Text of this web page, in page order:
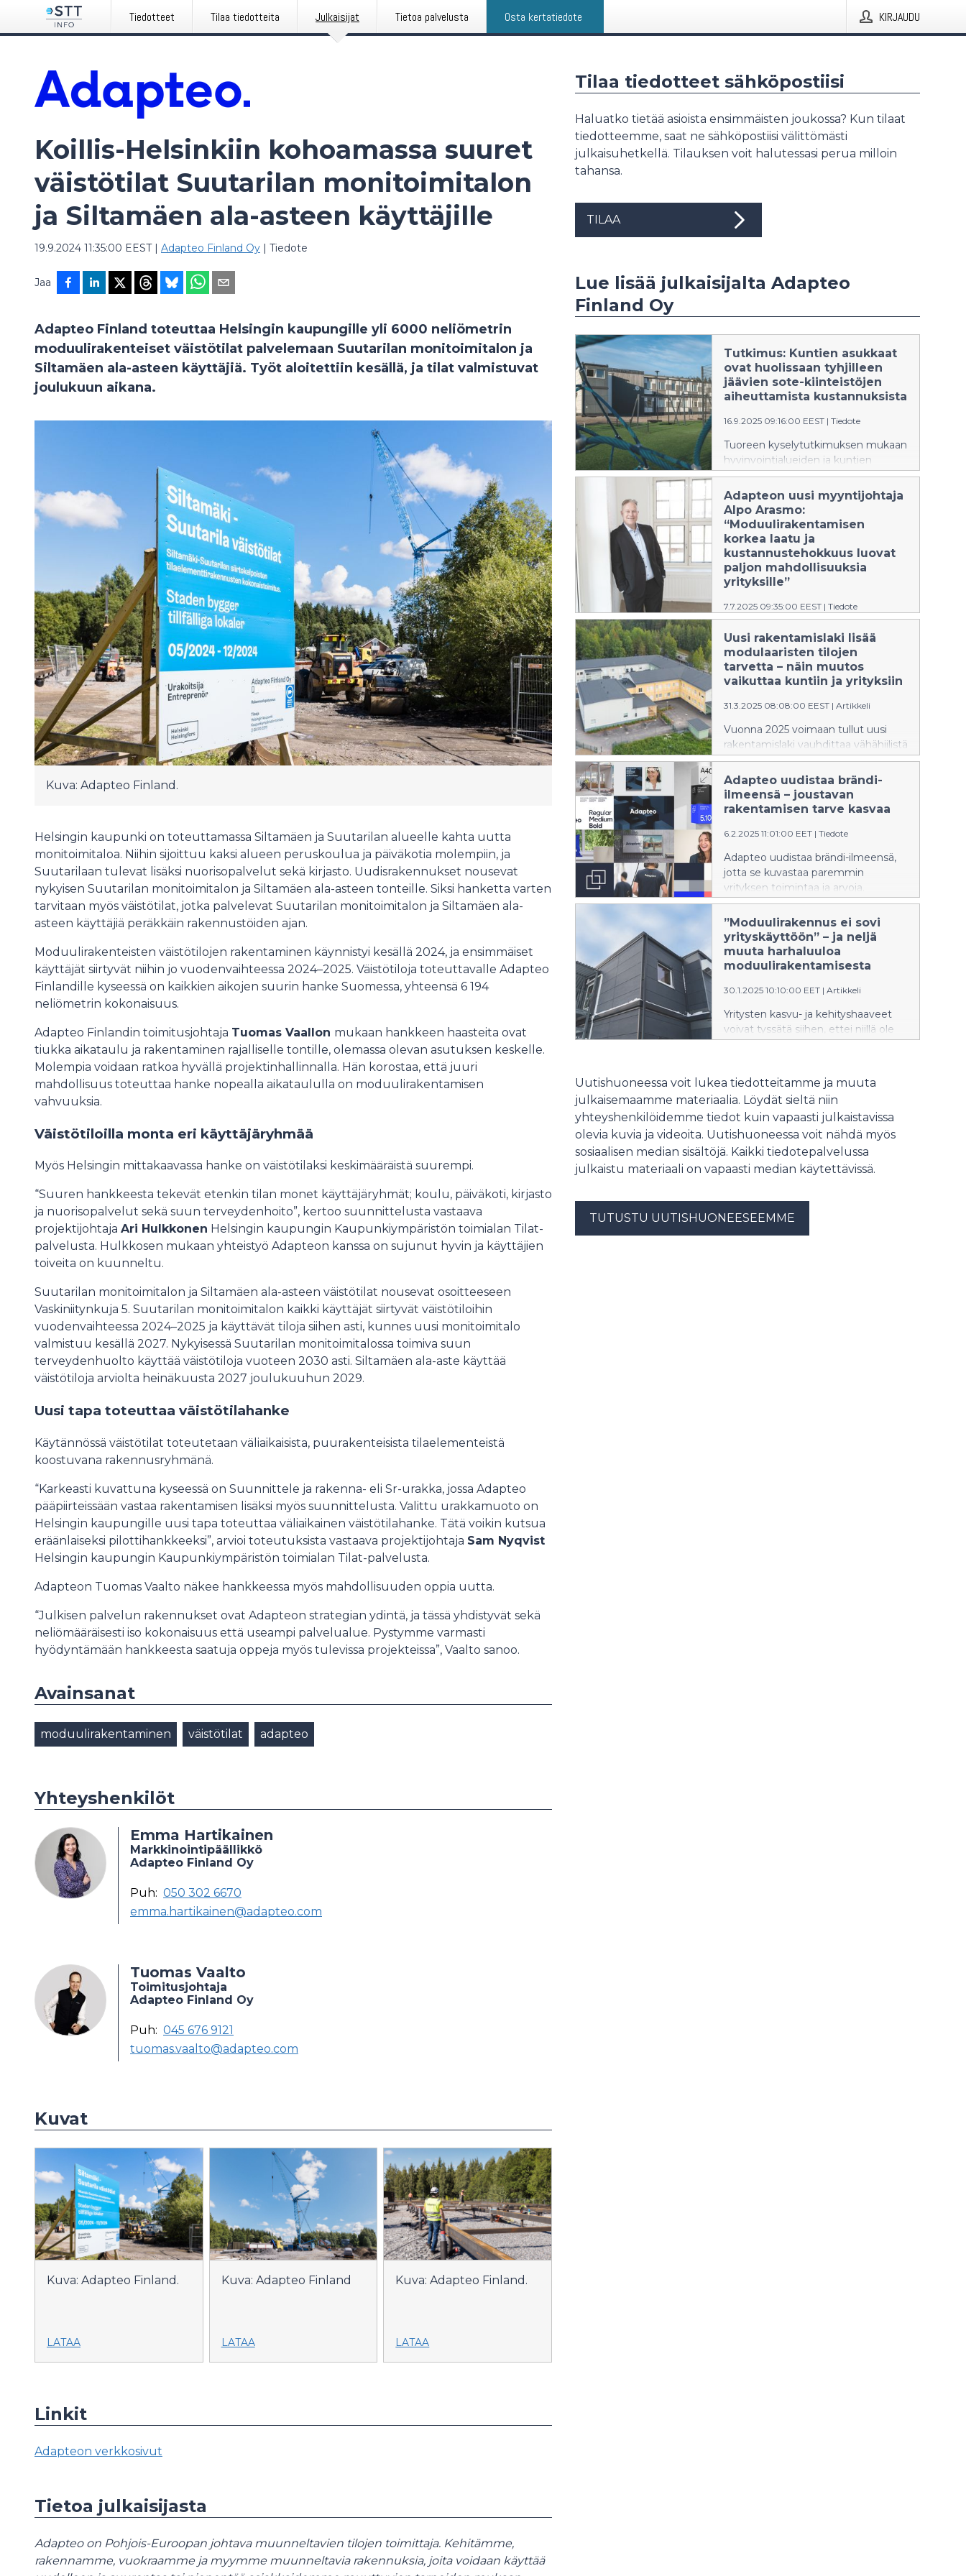
Tiedotteet Tilaa tiedotteita Julkaisijat Tietoa palvelusta Osta kertatiedote KIRJAUDU
Koillis-Helsinkiin kohoamassa suuret
väistötilat Suutarilan monitoimitalon
ja Siltamäen ala-asteen käyttäjille
19.9.2024 11:35:00 EEST| Adapteo Finland Oy | Tiedote
Jaa
Adapteo Finland toteuttaa Helsingin kaupungille yli 6000 neliömetrin
moduulirakenteiset väistötilat palvelemaan Suutarilan monitoimitalon ja
Siltamäen ala-asteen käyttäjiä. Työt aloitettiin kesällä, ja tilat valmistuvat
joulukuun aikana.
Kuva: Adapteo Finland.
Helsingin kaupunki on toteuttamassa Siltamäen ja Suutarilan alueelle kahta uutta
monitoimitaloa. Niihin sijoittuu kaksi alueen peruskoulua ja päiväkotia molempiin, ja
Suutarilaan tulevat lisäksi nuorisopalvelut sekä kirjasto. Uudisrakennukset nousevat
nykyisen Suutarilan monitoimitalon ja Siltamäen ala-asteen tonteille. Siksi hanketta varten
tarvitaan myös väistötilat, jotka palvelevat Suutarilan monitoimitalon ja Siltamäen ala-
asteen käyttäjiä peräkkäin rakennustöiden ajan.
Moduulirakenteisten väistötilojen rakentaminen käynnistyi kesällä 2024, ja ensimmäiset
käyttäjät siirtyvät niihin jo vuodenvaihteessa 2024–2025. Väistötiloja toteuttavalle Adapteo
Finlandille kyseessä on kaikkien aikojen suurin hanke Suomessa, yhteensä 6 194
neliömetrin kokonaisuus.
Adapteo Finlandin toimitusjohtaja Tuomas Vaallon mukaan hankkeen haasteita ovat
tiukka aikataulu ja rakentaminen rajalliselle tontille, olemassa olevan asutuksen keskelle.
Molempia voidaan ratkoa hyvällä projektinhallinnalla. Hän korostaa, että juuri
mahdollisuus toteuttaa hanke nopealla aikataululla on moduulirakentamisen
vahvuuksia.
Väistötiloilla monta eri käyttäjäryhmää
Myös Helsingin mittakaavassa hanke on väistötilaksi keskimääräistä suurempi.
“Suuren hankkeesta tekevät etenkin tilan monet käyttäjäryhmät; koulu, päiväkoti, kirjasto
ja nuorisopalvelut sekä suun terveydenhoito”, kertoo suunnittelusta vastaava
projektijohtaja Ari Hulkkonen Helsingin kaupungin Kaupunkiympäristön toimialan Tilat-
palvelusta. Hulkkosen mukaan yhteistyö Adapteon kanssa on sujunut hyvin ja käyttäjien
toiveita on kuunneltu.
Suutarilan monitoimitalon ja Siltamäen ala-asteen väistötilat nousevat osoitteeseen
Vaskiniitynkuja 5. Suutarilan monitoimitalon kaikki käyttäjät siirtyvät väistötiloihin
vuodenvaihteessa 2024–2025 ja käyttävät tiloja siihen asti, kunnes uusi monitoimitalo
valmistuu kesällä 2027. Nykyisessä Suutarilan monitoimitalossa toimiva suun
terveydenhuolto käyttää väistötiloja vuoteen 2030 asti. Siltamäen ala-aste käyttää
väistötiloja arviolta heinäkuusta 2027 joulukuuhun 2029.
Uusi tapa toteuttaa väistötilahanke
Käytännössä väistötilat toteutetaan väliaikaisista, puurakenteisista tilaelementeistä
koostuvana rakennusryhmänä.
“Karkeasti kuvattuna kyseessä on Suunnittele ja rakenna- eli Sr-urakka, jossa Adapteo
pääpiirteissään vastaa rakentamisen lisäksi myös suunnittelusta. Valittu urakkamuoto on
Helsingin kaupungille uusi tapa toteuttaa väliaikainen väistötilahanke. Tätä voikin kutsua
eräänlaiseksi pilottihankkeeksi”, arvioi toteutuksista vastaava projektijohtaja Sam Nyqvist
Helsingin kaupungin Kaupunkiympäristön toimialan Tilat-palvelusta.
Adapteon Tuomas Vaalto näkee hankkeessa myös mahdollisuuden oppia uutta.
“Julkisen palvelun rakennukset ovat Adapteon strategian ydintä, ja tässä yhdistyvät sekä
neliömääräisesti iso kokonaisuus että useampi palvelualue. Pystymme varmasti
hyödyntämään hankkeesta saatuja oppeja myös tulevissa projekteissa”, Vaalto sanoo.
Avainsanat
moduulirakentaminen väistötilat adapteo
Yhteyshenkilöt
Emma Hartikainen
Markkinointipäällikkö
Adapteo Finland Oy
Puh: 050 302 6670
emma.hartikainen@adapteo.com
Tuomas Vaalto
Toimitusjohtaja
Adapteo Finland Oy
Puh: 045 676 9121
tuomas.vaalto@adapteo.com
Kuvat
Kuva: Adapteo Finland.
LATAA
Kuva: Adapteo Finland
LATAA
Kuva: Adapteo Finland.
LATAA
Linkit
Adapteon verkkosivut
Tietoa julkaisijasta
Adapteo on Pohjois-Euroopan johtava muunneltavien tilojen toimittaja. Kehitämme,
rakennamme, vuokraamme ja myymme muunneltavia rakennuksia, joita voidaan käyttää
Tilaa tiedotteet sähköpostiisi
Haluatko tietää asioista ensimmäisten joukossa? Kun tilaat
tiedotteemme, saat ne sähköpostiisi välittömästi
julkaisuhetkellä. Tilauksen voit halutessasi perua milloin
tahansa.
TILAA
Lue lisää julkaisijalta Adapteo
Finland Oy
Tutkimus: Kuntien asukkaat
ovat huolissaan tyhjilleen
jäävien sote-kiinteistöjen
aiheuttamista kustannuksista
16.9.2025 09:16:00 EEST | Tiedote
Tuoreen kyselytutkimuksen mukaan
hyvinvointialueiden ja kuntien
päättäjät uskovat alueensa
palveluverkoston supistuvan, mikä
johtaa sote-kiinteistöjen
irtisanomisiin. Tyhjien kiinteistöjen
aiheuttamat kulut huolestuttavat
myös kuntien asukkaita. Enemmistö
heistä (58 %) pitää muunneltavia ja
siirrettäviä tiloja hyvänä keinona
Adapteon uusi myyntijohtaja
Alpo Arasmo:
“Moduulirakentamisen
korkea laatu ja
kustannustehokkuus luovat
paljon mahdollisuuksia
yrityksille”
7.7.2025 09:35:00 EEST | Tiedote
Adapteo Finland Oy:n
myyntijohtajaksi on nimitetty Alpo
Arasmo.
Uusi rakentamislaki lisää
modulaaristen tilojen
tarvetta – näin muutos
vaikuttaa kuntiin ja yrityksiin
31.3.2025 08:08:00 EEST | Artikkeli
Vuonna 2025 voimaan tullut uusi
rakentamislaki vauhdittaa vähähiilistä
rakentamista ja helpottaa joustavien
tilaratkaisujen toteuttamista.
Muutokset näkyvät erityisesti
kuntien ja yritysten tilahankinnoissa,
tiukkenevat entisestään.
Adapteo uudistaa brändi-
ilmeensä – joustavan
rakentamisen tarve kasvaa
6.2.2025 11:01:00 EET | Tiedote
Adapteo uudistaa brändi-ilmeensä,
jotta se kuvastaa paremmin
yrityksen toimintaa ja arvoja.
Brändiuudistus vahvistaa sen
asemaa Pohjoismaiden johtavana
joustavien ja kiertotalouteen
perustuvien tilaratkaisujen tarjoajana.
”Moduulirakennus ei sovi
yrityskäyttöön” – ja neljä
muuta harhaluuloa
moduulirakentamisesta
30.1.2025 10:10:00 EET | Artikkeli
Yritysten kasvu- ja kehityshaaveet
voivat tyssätä siihen, ettei niillä ole
edellytyksiä kiinteiden tilaratkaisujen
Modulaariset tilat ovat yrityksille
joustava vaihtoehto, kun ne haluavat
skaalata toimintaansa nopeasti.
Moduulirakennuksiin liittyy kuitenkin
monia uskomuksia, jotka voivat
jarruttaa niiden käyttöä.
Tarkastellaan niistä muutamaa.
Uutishuoneessa voit lukea tiedotteitamme ja muuta
julkaisemaamme materiaalia. Löydät sieltä niin
yhteyshenkilöidemme tiedot kuin vapaasti julkaistavissa
olevia kuvia ja videoita. Uutishuoneessa voit nähdä myös
sosiaalisen median sisältöjä. Kaikki tiedotepalvelussa
julkaistu materiaali on vapaasti median käytettävissä.
TUTUSTU UUTISHUONEESEEMME